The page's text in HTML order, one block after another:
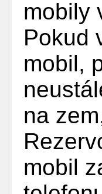
mobily
Pokud
mobil,
na
mobil